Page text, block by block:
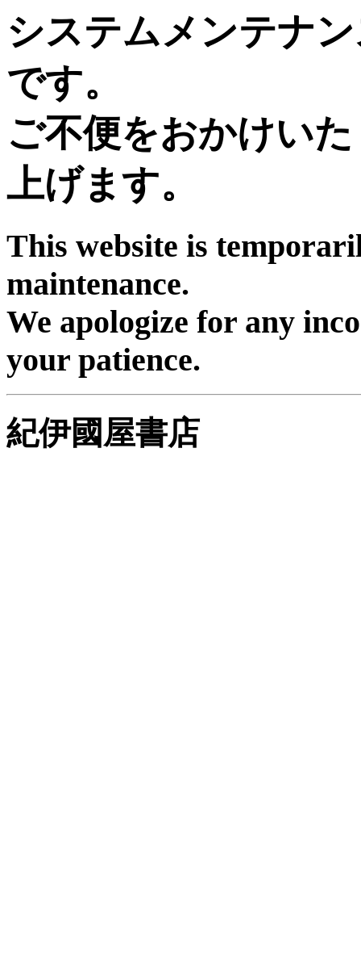
システムメンテナ
です。
ご不便をおかけい
上げます。
This website is
maintenance.
We apologize for any
your patience.
紀伊國屋書店